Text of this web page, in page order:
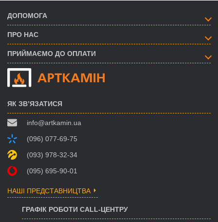
ДОПОМОГА
ПРО НАС
ПРИЙМАЄМО ДО ОПЛАТИ
ЯК ЗВ’ЯЗАТИСЯ
info@artkamin.ua
(096) 077-69-75
(093) 978-32-34
(095) 695-90-01
НАШІ ПРЕДСТАВНИЦТВА
ГРАФІК РОБОТИ CALL-ЦЕНТРУ